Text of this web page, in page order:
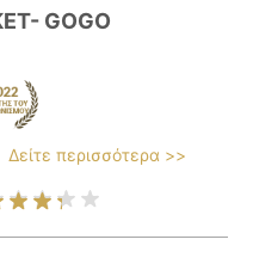
GOGO
Δείτε περισσότερα >>